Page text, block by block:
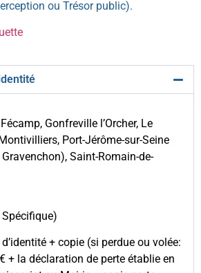
ou Trésor public).
Gonfreville l’Orcher, Le
Port-Jérôme-sur-Seine
Saint-Romain-de-
+ copie (si perdue ou volée:
+ la déclaration de perte établie en